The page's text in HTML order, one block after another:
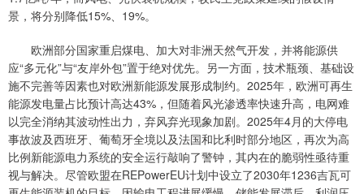
景，将分别降低15%、19%。
欧洲部分国家重启煤电、加大对非洲天然气开发，并将能源供
应“多元化”与“友岸外包”置于绝对优先。另一方面，技术瓶颈、基础设
施不完善等因素也对欧洲新能源发展形成制约。2025年，欧洲可再生
能源发电量占比预计高达43%，但随着风光渗透率快速升高，电网难
以完全消纳其波动性出力，弃风弃光现象加剧。2025年4月的大停电
事故波及西班牙、葡萄牙全境以及法国和比利时部分地区，再次为高
比例新能源电力系统的安全运行敲响了警钟，其内在的脆弱性亟待重
视与解决。尽管欧盟在REPowerEU计划中设立了2030年1236吉瓦可